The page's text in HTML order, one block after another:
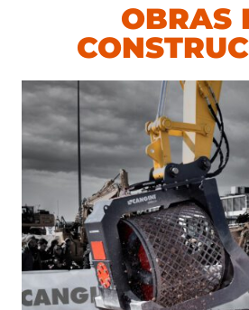
OBRAS